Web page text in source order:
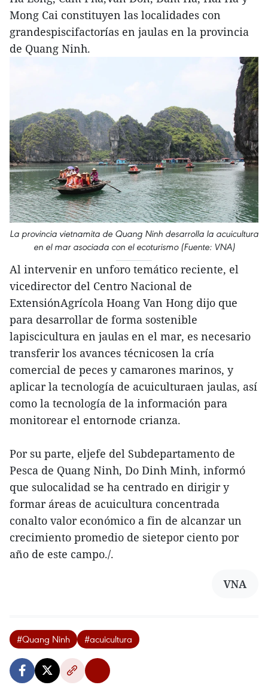
Mong Cai constituyen las localidades con
grandespiscifactorías en jaulas en la provincia
de Quang Ninh.
La provincia vietnamita de Quang Ninh desarrolla la acuicultura
en el mar asociada con el ecoturismo (Fuente: VNA)
Al intervenir en unforo temático reciente, el
vicedirector del Centro Nacional de
ExtensiónAgrícola Hoang Van Hong dijo que
para desarrollar de forma sostenible
lapiscicultura en jaulas en el mar, es necesario
transferir los avances técnicosen la cría
comercial de peces y camarones marinos, y
aplicar la tecnología de acuiculturaen jaulas, así
como la tecnología de la información para
monitorear el entornode crianza.
Por su parte, eljefe del Subdepartamento de
Pesca de Quang Ninh, Do Dinh Minh, informó
que sulocalidad se ha centrado en dirigir y
formar áreas de acuicultura concentrada
conalto valor económico a fin de alcanzar un
crecimiento promedio de sietepor ciento por
año de este campo./.
VNA
#Quang Ninh #acuicultura